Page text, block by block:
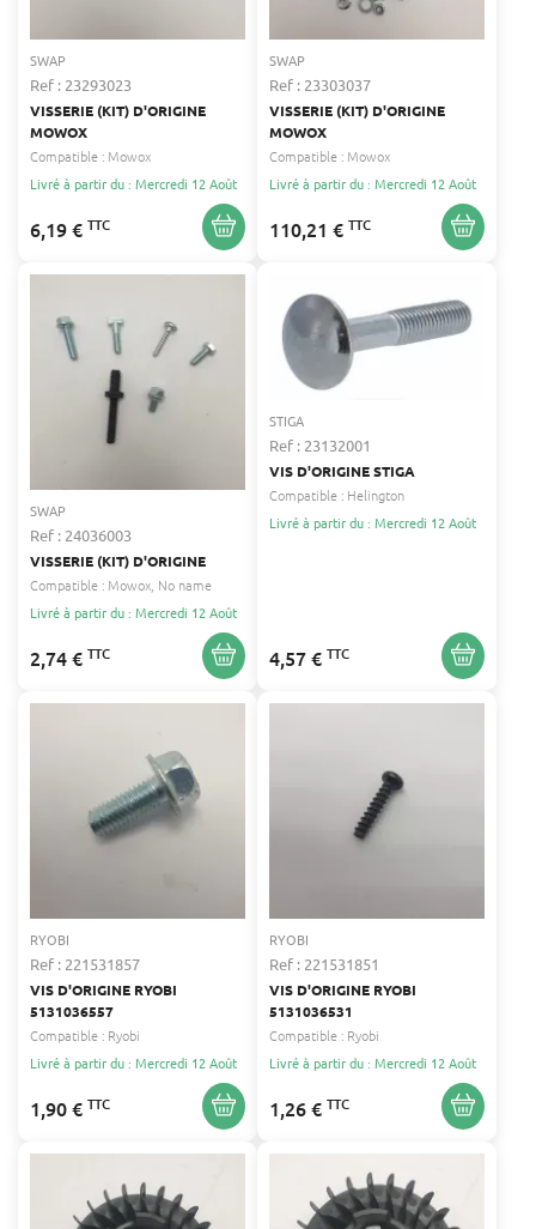
SWAP
Ref : 23293023
VISSERIE (KIT) D'ORIGINE
MOWOX
Compatible : Mowox
Livré à partir du : Mercredi 12 Août
6,19 € TTC
SWAP
Ref : 23303037
VISSERIE (KIT) D'ORIGINE
MOWOX
Compatible : Mowox
Livré à partir du : Mercredi 12 Août
110,21 € TTC
SWAP
Ref : 24036003
VISSERIE (KIT) D'ORIGINE
Compatible : Mowox No name
Livré à partir du : Mercredi 12 Août
2,74 € TTC
STIGA
Ref : 23132001
VIS D'ORIGINE STIGA
Compatible : Helington
Livré à partir du : Mercredi 12 Août
4,57 € TTC
RYOBI
Ref : 221531857
VIS D'ORIGINE RYOBI
5131036557
Compatible : Ryobi
Livré à partir du : Mercredi 12 Août
1,90 € TTC
RYOBI
Ref : 221531851
VIS D'ORIGINE RYOBI
5131036531
Compatible : Ryobi
Livré à partir du : Mercredi 12 Août
1,26 € TTC